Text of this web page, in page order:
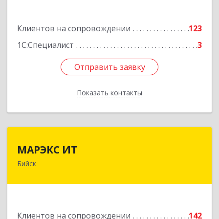
Клиентов на сопровождении
123
1С:Специалист
3
Отправить заявку
Показать контакты
Отправить заявку
Назад
МАРЭКС ИТ
Бийск
Клиентов на сопровождении
142